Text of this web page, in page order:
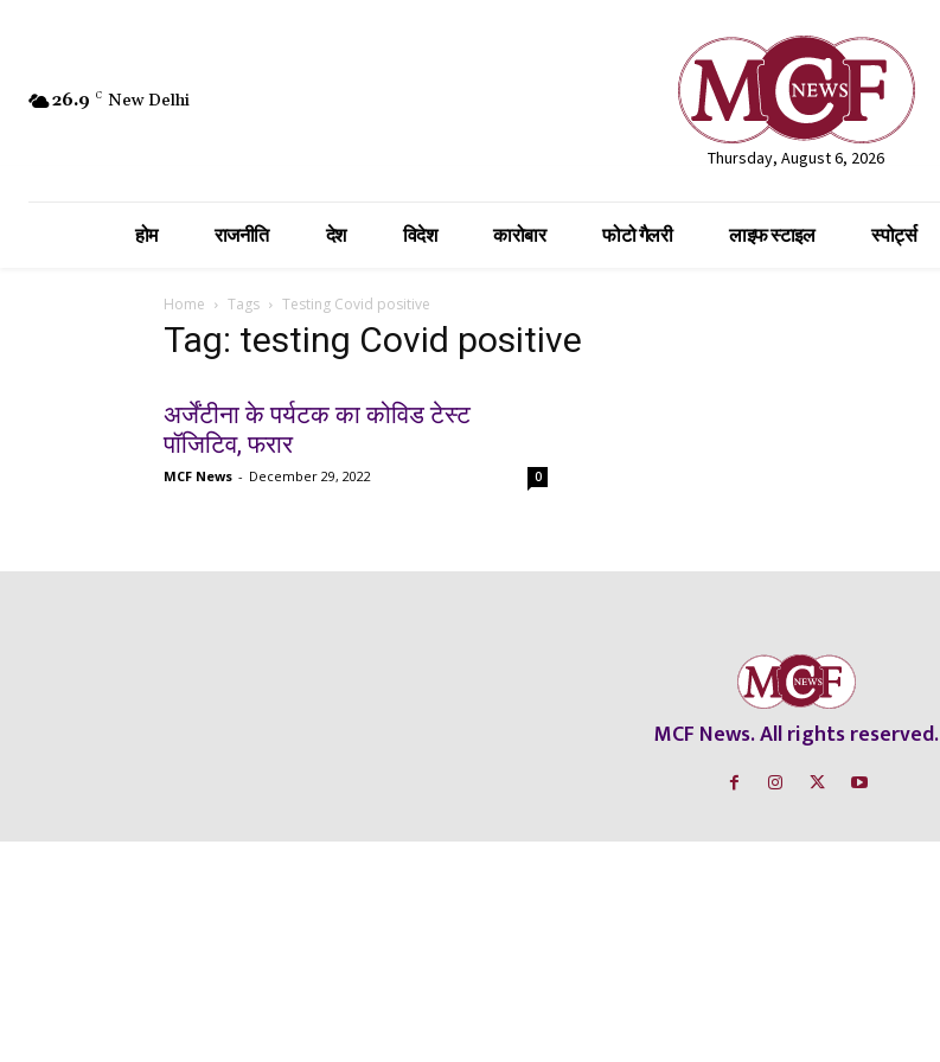
26.9 C New Delhi
Thursday, August 6, 2026
होम राजनीति देश विदेश कारोबार फोटो गैलरी लाइफ स्टाइल स्पोर्ट्स
Home Tags Testing Covid positive
Tag: testing Covid positive
अर्जेंटीना के पर्यटक का कोविड टेस्ट
पॉजिटिव, फरार
MCF News - December 29, 2022 0
MCF News. All rights reserved.